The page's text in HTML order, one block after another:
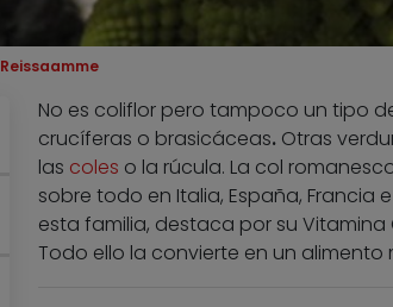
Reissaamme
No es coliflor pero tampoco un tipo
crucíferas o brasicáceas. Otras
las coles o la rúcula. La col
sobre todo en Italia, España, Francia
esta familia, destaca por su Vitamina
Todo ello la convierte en un